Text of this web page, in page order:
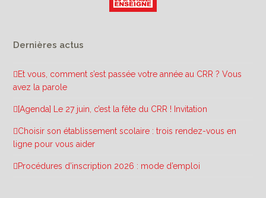
Dernières actus
Et vous, comment s’est passée votre année au CRR ? Vous
avez la parole
[Agenda] Le 27 juin, c’est la fête du CRR ! Invitation
Choisir son établissement scolaire : trois rendez-vous en
ligne pour vous aider
Procédures d’inscription 2026 : mode d’emploi